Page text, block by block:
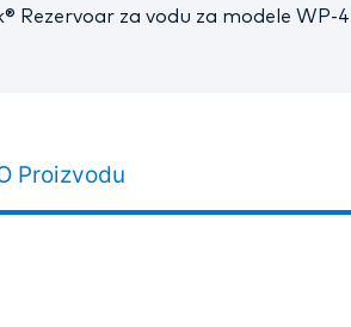
Rezervoar za vodu za modele WP-
Proizvodu